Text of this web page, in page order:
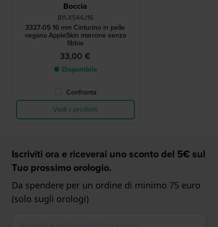
Boccia
811-X544J16
3327-05 16 mm Cinturino in pelle
vegana AppleSkin marrone senza
fibbia
33,00 €
● Disponibile
Confronta
Vedi i prodotti
Iscriviti ora e riceverai uno sconto del 5€ sul
Tuo prossimo orologio.
Da spendere per un ordine di minimo 75 euro
(solo sugli orologi)